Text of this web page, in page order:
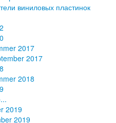
виниловых пластинок
2017
2017
2018
2019
2019